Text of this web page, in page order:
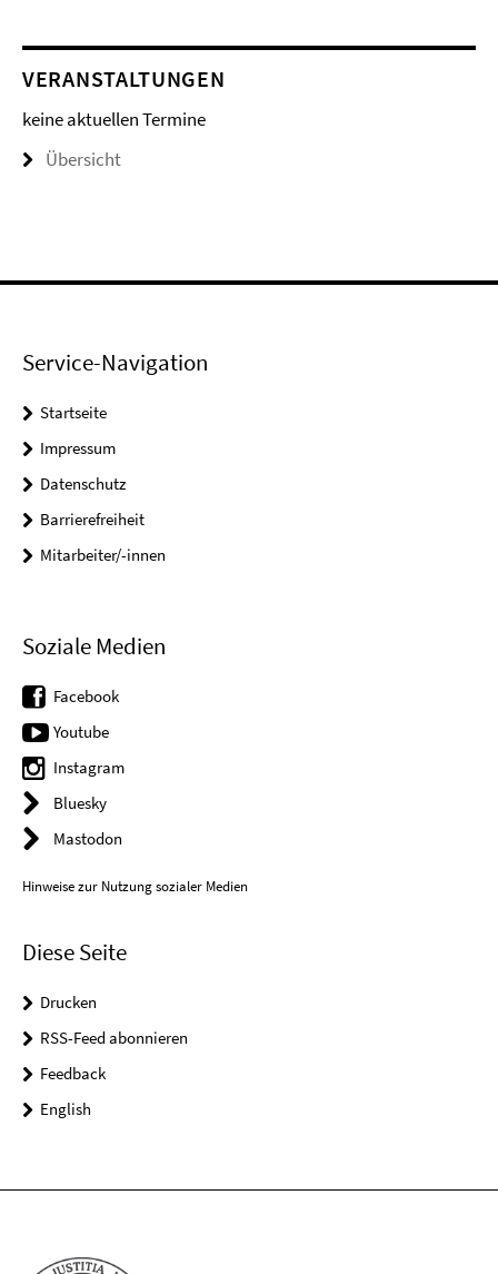
VERANSTALTUNGEN
keine aktuellen Termine
Übersicht
Service-Navigation
Startseite
Impressum
Datenschutz
Barrierefreiheit
Mitarbeiter/-innen
Soziale Medien
Facebook
Youtube
Instagram
Bluesky
Mastodon
Hinweise zur Nutzung sozialer Medien
Diese Seite
Drucken
RSS-Feed abonnieren
Feedback
English